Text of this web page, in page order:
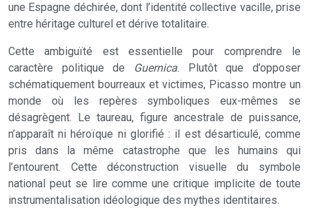
une Espagne déchirée, dont l’identité collective vacille, prise
entre héritage culturel et dérive totalitaire.
Cette ambiguïté est essentielle pour comprendre le
caractère politique de
Guernica. Plutôt que d’opposer
schématiquement bourreaux et victimes, Picasso montre un
monde où les repères symboliques eux-mêmes se
désagrègent. Le taureau, figure ancestrale de puissance,
n’apparaît ni héroïque ni glorifié : il est désarticulé, comme
pris dans la même catastrophe que les humains qui
l’entourent. Cette déconstruction visuelle du symbole
national peut se lire comme une critique implicite de toute
instrumentalisation idéologique des mythes identitaires.